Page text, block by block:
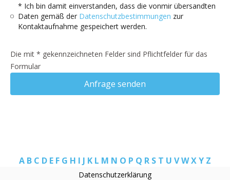
* Ich bin damit einverstanden, dass die vonmir übersandten
Daten gemäß der Datenschutzbestimmungen zur
Kontaktaufnahme gespeichert werden.
Die mit * gekennzeichneten Felder sind Pflichtfelder für das
Formular
Anfrage senden
A B C D E F G H I J K L M N O P Q R S T U VWXY Z
Datenschutzerklärung